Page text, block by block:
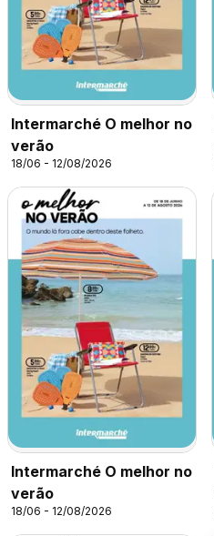
Intermarché O melhor no
verão
18/06 - 12/08/2026
Intermarché O melhor no
verão
18/06 - 12/08/2026